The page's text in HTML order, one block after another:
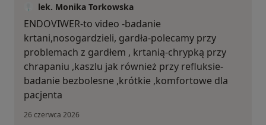
lek. Monika Torkowska
ENDOVIWER-to video -badanie
krtani,nosogardzieli, gardła-polecamy przy
problemach z gardłem , krtanią-chrypką przy
chrapaniu ,kaszlu jak również przy refluksie-
badanie bezbolesne ,krótkie ,komfortowe dla
pacjenta
26 czerwca 2026